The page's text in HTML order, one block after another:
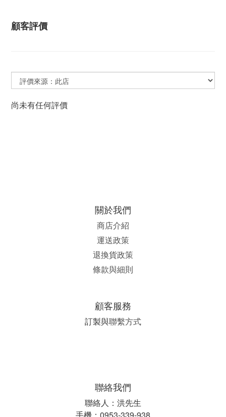
顧客評價
尚未有任何評價
關於我們
商店介紹
運送政策
退換貨政策
條款與細則
顧客服務
訂製與聯繫方式
聯絡我們
聯絡人：洪先生